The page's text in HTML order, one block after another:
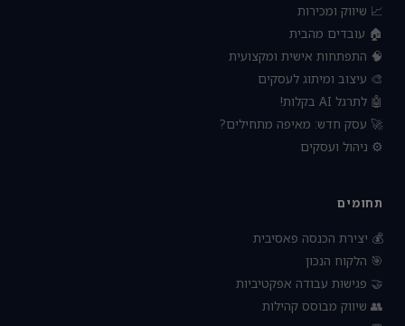
📈 שיווק ומכירות
🏠 עובדים מהבית
🧠 התפתחות אישית ומקצועית
🎨 עיצוב ומיתוג לעסקים
🤖 לתרגל AI בקלות!
🚀 עסק חדש: מאיפה מתחילים?
⚙️ ניהול ועסקים
תחומים
💰 יצירת הכנסה פאסיבית
🎯 הלקוח הנכון
🤝 פגישות עבודה אפקטיביות
👥 שיווק מבוסס קהילות